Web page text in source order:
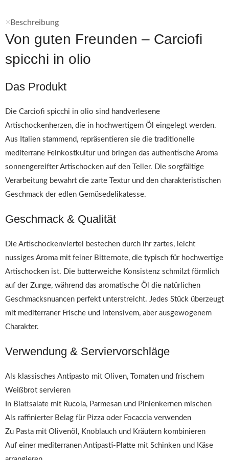
Beschreibung
Von guten Freunden – Carciofi
spicchi in olio
Das Produkt
Die Carciofi spicchi in olio sind handverlesene
Artischockenherzen, die in hochwertigem Öl eingelegt werden.
Aus Italien stammend, repräsentieren sie die traditionelle
mediterrane Feinkostkultur und bringen das authentische Aroma
sonnengereifter Artischocken auf den Teller. Die sorgfältige
Verarbeitung bewahrt die zarte Textur und den charakteristischen
Geschmack der edlen Gemüsedelikatesse.
Geschmack & Qualität
Die Artischockenviertel bestechen durch ihr zartes, leicht
nussiges Aroma mit feiner Bitternote, die typisch für hochwertige
Artischocken ist. Die butterweiche Konsistenz schmilzt förmlich
auf der Zunge, während das aromatische Öl die natürlichen
Geschmacksnuancen perfekt unterstreicht. Jedes Stück überzeugt
mit mediterraner Frische und intensivem, aber ausgewogenem
Charakter.
Verwendung & Serviervorschläge
Als klassisches Antipasto mit Oliven, Tomaten und frischem
Weißbrot servieren
In Blattsalate mit Rucola, Parmesan und Pinienkernen mischen
Als raffinierter Belag für Pizza oder Focaccia verwenden
Zu Pasta mit Olivenöl, Knoblauch und Kräutern kombinieren
Auf einer mediterranen Antipasti-Platte mit Schinken und Käse